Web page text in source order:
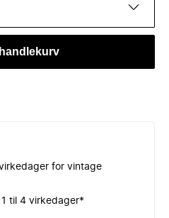
for vintage
1 til 4 virkedager*